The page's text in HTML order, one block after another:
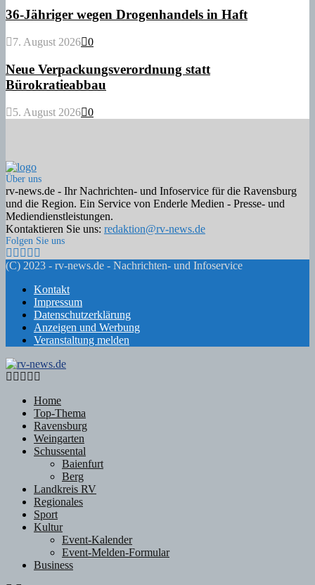
36-Jähriger wegen Drogenhandels in Haft
7. August 2026 0
Neue Verpackungsverordnung statt
Bürokratieabbau
5. August 2026 0
Über uns
rv-news.de - Ihr Nachrichten- und Infoservice für die Ravensburg
und die Region. Ein Service von Enderle Medien - Presse- und
Mediendienstleistungen.
Kontaktieren Sie uns: redaktion@rv-news.de
Folgen Sie uns
Facebook
Twitter
Instagram
Email
(C) 2023 - rv-news.de - Nachrichten- und Infoservice
Kontakt
Impressum
Datenschutzerklärung
Anzeigen und Werbung
Veranstaltung melden
Facebook
Twitter
Instagram
Email
Home
Top-Thema
Ravensburg
Weingarten
Schussental
Baienfurt
Berg
Landkreis RV
Regionales
Sport
Kultur
Event-Kalender
Event-Melden-Formular
Business